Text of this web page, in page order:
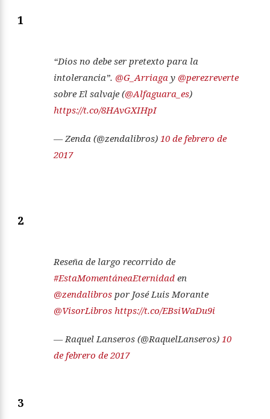
1
“Dios no debe ser pretexto para la
intolerancia”. @G_Arriaga y @perezreverte
sobre El salvaje (@Alfaguara_es)
https://t.co/8HAvGXIHpI
— Zenda (@zendalibros) 10 de febrero de
2017
2
Reseña de largo recorrido de
#EstaMomentáneaEternidad en
@zendalibros por José Luis Morante
@VisorLibros https://t.co/EBsiWaDu9i
— Raquel Lanseros (@RaquelLanseros) 10
de febrero de 2017
3